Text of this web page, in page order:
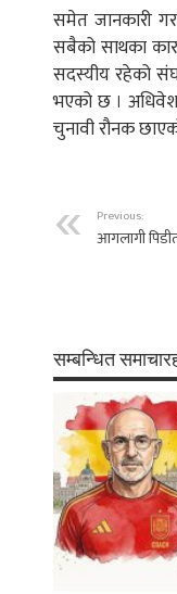
समेत जानकारी
सबैको साथका
सदस्यीय रहेको
भएको छ ।
चुनावी रौनक
Previous:
आगलागी
सम्बन्धित